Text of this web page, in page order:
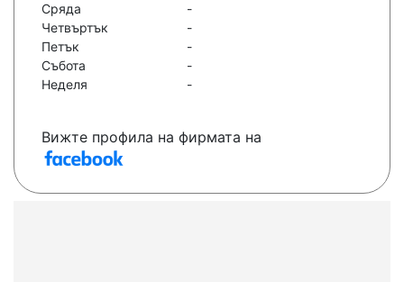
Сряда
-
Четвъртък
-
Петък
-
Събота
-
Неделя
-
Вижте профила на фирмата на